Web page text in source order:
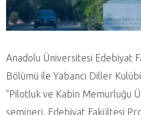
Anadolu Üniversitesi Edebiyat
Bölümü ile Yabancı Diller
"Pilotluk ve Kabin Memurluğu
semineri, Edebiyat Fakültesi